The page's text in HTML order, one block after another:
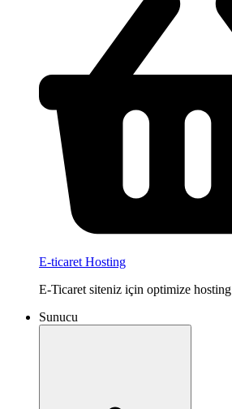
E-ticaret Hosting
E-Ticaret siteniz için optimize hosting
Sunucu